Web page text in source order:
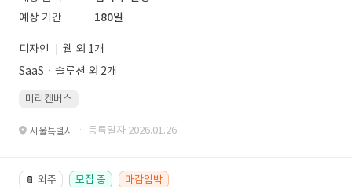
예상 기간
180일
디자인
웹 외 1개
SaaSㆍ솔루션 외 2개
미리캔버스
서울특별시 · 등록일자 2026.01.26.
📔 외주 모집 중 마감임박